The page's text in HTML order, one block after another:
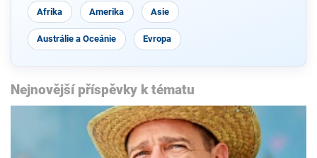
Afrika Amerika Asie
Austrálie a Oceánie Evropa
Nejnovější příspěvky k tématu